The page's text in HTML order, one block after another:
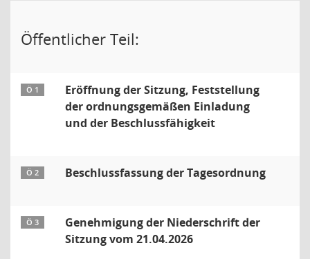
Öffentlicher Teil:
Ö 1
Eröffnung der Sitzung, Feststellung
der ordnungsgemäßen Einladung
und der Beschlussfähigkeit
Ö 2 Beschlussfassung der Tagesordnung
Ö 3
Genehmigung der Niederschrift der
Sitzung vom 21.04.2026